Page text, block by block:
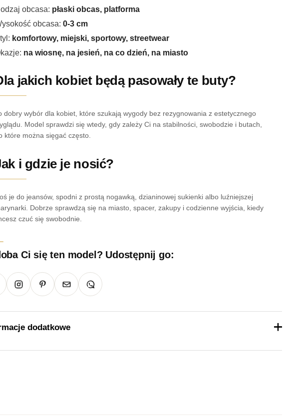
obcasa: płaski obcas, platforma
obcasa:0-3 cm
komfortowy, miejski, sportowy, streetwear
na wiosnę, na jesień, na co dzień, na miasto
jakich kobiet będą pasowały te buty?
dobry wybór dla kobiet, które szukają wygody bez rezygnowania z estetycznego
Model sprawdzi się wtedy, gdy zależy Ci na stabilności, swobodzie i butach,
które można sięgać często.
i gdzie je nosić?
je do jeansów, spodni z prostą nogawką, dzianinowej sukienki albo luźniejszej
Dobrze sprawdzą się na miasto, spacer, zakupy i codzienne wyjścia, kiedy
czuć się swobodnie.
Ci się ten model? Udostępnij go:
dodatkowe